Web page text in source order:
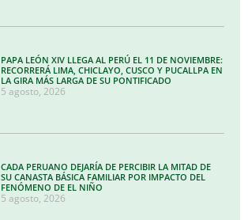
PAPA LEÓN XIV LLEGA AL PERÚ EL 11 DE NOVIEMBRE:
RECORRERÁ LIMA, CHICLAYO, CUSCO Y PUCALLPA EN
LA GIRA MÁS LARGA DE SU PONTIFICADO
5 agosto, 2026
CADA PERUANO DEJARÍA DE PERCIBIR LA MITAD DE
SU CANASTA BÁSICA FAMILIAR POR IMPACTO DEL
FENÓMENO DE EL NIÑO
5 agosto, 2026